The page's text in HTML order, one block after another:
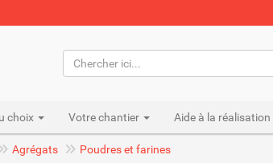
choix Votre chantier Aide à la réalisation
Agrégats Poudres et farines